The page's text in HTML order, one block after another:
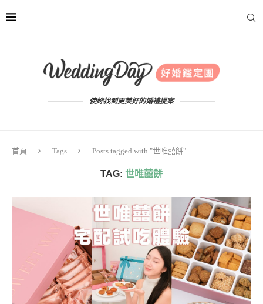
使妳找到更美好的婚禮提案
首頁 Tags Posts tagged with "世唯囍餅"
TAG: 世唯囍餅